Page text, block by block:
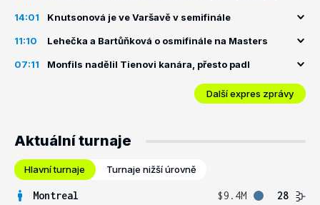
14:01 Knutsonová je ve Varšavě v semifinále
11:10 Lehečka a Bartůňková o osmifinále na Masters
07:11 Monfils nadělil Tienovi kanára, přesto padl
Další expres zprávy
Aktuální turnaje
Hlavní turnaje Turnaje nižší úrovně
Montreal $9.4M
28